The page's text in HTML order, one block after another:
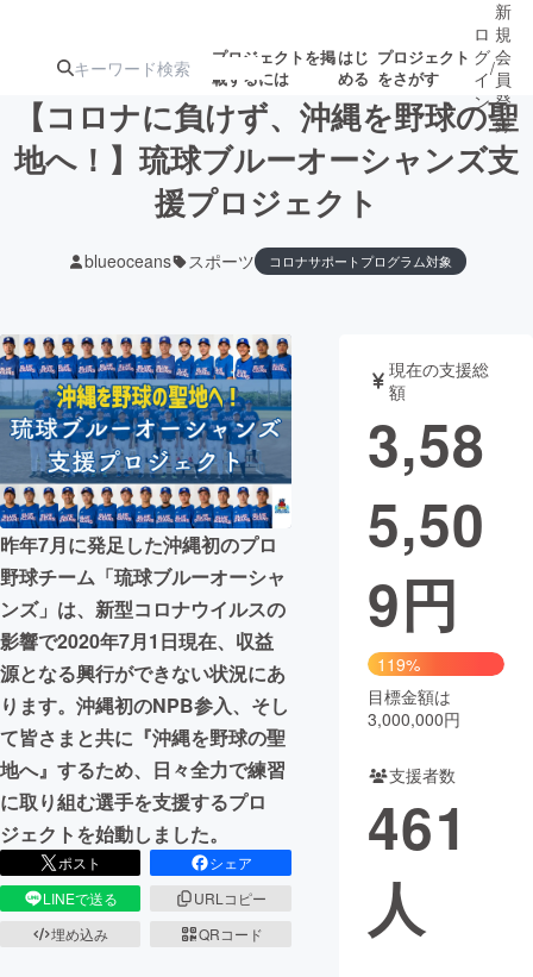
プロジェクトを掲
載するには
はじ
める
プロジェクト
をさがす
注目のリ 注目の新着プロ 募集終了が近いプ
テクノロジー・ガジェット ゲーム・サ
映像・映画 書籍・雑誌
ビジネス・起業 チャレンジ
まちづくり・地域活性化
CAMPFIRE for Social Good
CAMPFIRE Creation
CAMPFIREふるさと納税machi-ya コミュニティ
ロ
グ
イ
ン
/
新
規
会
員
登
録
【コロナに負けず、沖縄を野球の聖
地へ！】琉球ブルーオーシャンズ支
援プロジェクト
blueoceans スポーツ コロナサポートプログラム対象
昨年7月に発足した沖縄初のプロ
野球チーム「琉球ブルーオーシャ
ンズ」は、新型コロナウイルスの
影響で2020年7月1日現在、収益
源となる興行ができない状況にあ
ります。沖縄初のNPB参入、そし
て皆さまと共に『沖縄を野球の聖
地へ』するため、日々全力で練習
に取り組む選手を支援するプロ
ジェクトを始動しました。
ポスト
シェア
LINEで送る
URLコピー
埋め込み
QRコード
現在の支援総
額
3,58
5,50
9円
119%
目標金額は
3,000,000円
支援者数
461
人